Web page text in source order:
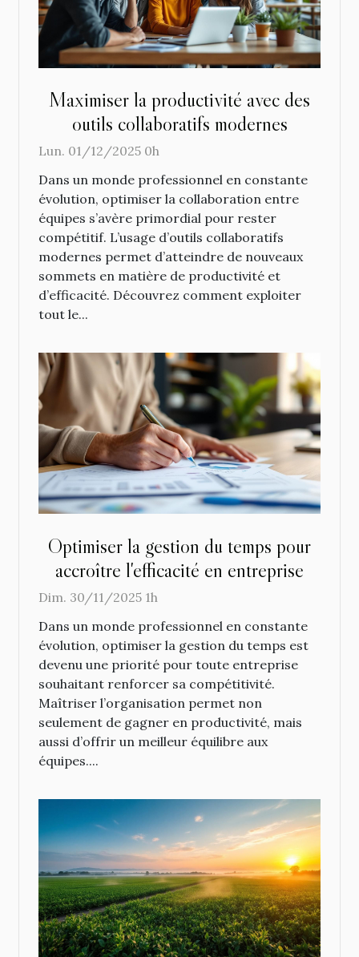
Maximiser la productivité avec des
outils collaboratifs modernes
Lun. 01/12/2025 0h
Dans un monde professionnel en constante
évolution, optimiser la collaboration entre
équipes s’avère primordial pour rester
compétitif. L’usage d’outils collaboratifs
modernes permet d’atteindre de nouveaux
sommets en matière de productivité et
d’efficacité. Découvrez comment exploiter
tout le...
Optimiser la gestion du temps pour
accroître l'efficacité en entreprise
Dim. 30/11/2025 1h
Dans un monde professionnel en constante
évolution, optimiser la gestion du temps est
devenu une priorité pour toute entreprise
souhaitant renforcer sa compétitivité.
Maîtriser l’organisation permet non
seulement de gagner en productivité, mais
aussi d’offrir un meilleur équilibre aux
équipes....